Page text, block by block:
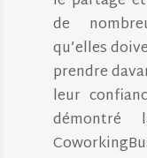
de
qu’elles
prendre
leur
démontré